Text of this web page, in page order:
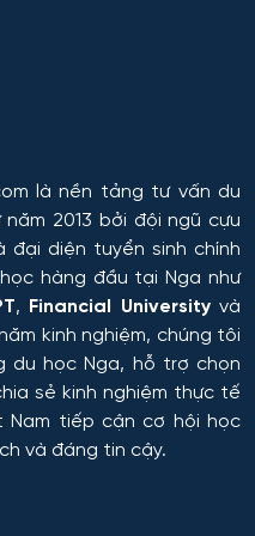
và tài nguyên
dầu và công nghệ sinh
chứng
nghệ sinh học
gỗ
sản xuất
là nền tảng tư vấn du
2013 bởi đội ngũ cựu
đại diện tuyển sinh chính
hàng đầu tại Nga như
, Financial Universityvà
kinh nghiệm, chúng tôi
du học Nga, hỗ trợ chọn
sẻ kinh nghiệm thực tế
Nam tiếp cận cơ hội học
và đáng tin cậy.